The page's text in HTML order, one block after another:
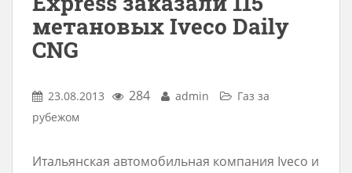
метановых Iveco Daily
CNG
23.08.2013 284 admin
Газ за
рубежом
Итальянская автомобильная компания Iveco и